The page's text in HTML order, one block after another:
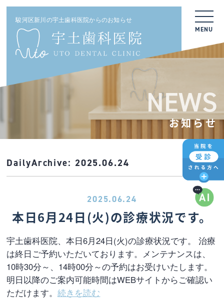
駿河区新川の宇土歯科医院からのお知らせ
MENU
NEWS
お知らせ
DailyArchive: 2025.06.24
2025.06.24
本日6月24日(火)の診療状況です。
宇土歯科医院、本日6月24日(火)の診療状況です。 治療
は終日ご予約いただいております。メンテナンスは、
10時30分～、14時00分～の予約はお受けいたします。
明日以降のご案内可能時間はWEBサイトからご確認い
ただけます。続きを読む